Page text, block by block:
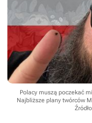
Polacy muszą poczekać
Najbliższe plany twórców